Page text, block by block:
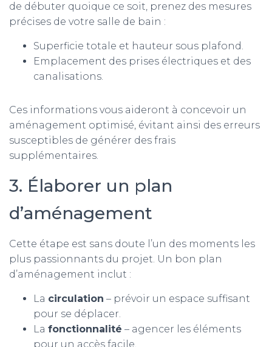
de débuter quoique ce soit, prenez des mesures
précises de votre salle de bain :
Superficie totale et hauteur sous plafond.
Emplacement des prises électriques et des
canalisations.
Ces informations vous aideront à concevoir un
aménagement optimisé, évitant ainsi des erreurs
susceptibles de générer des frais
supplémentaires.
3. Élaborer un plan
d’aménagement
Cette étape est sans doute l’un des moments les
plus passionnants du projet. Un bon plan
d’aménagement inclut :
La circulation – prévoir un espace suffisant
pour se déplacer.
La fonctionnalité – agencer les éléments
pour un accès facile.